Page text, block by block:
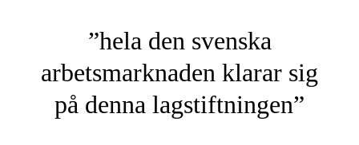
”hela den svenska
arbetsmarknaden klarar sig
på denna lagstiftningen”